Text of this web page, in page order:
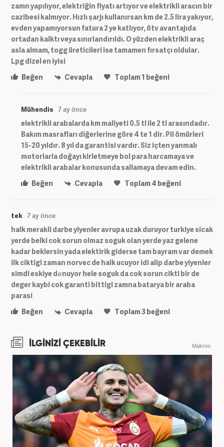
zamn yapılıyor, elektriğin fiyatı artıyor ve elektrikli aracın bir
cazibesi kalmıyor. Hızlı şarjı kullanırsan km de 2.5 lira yakıyor,
evden yapamıyorsun fatura 2 ye katlıyor, ötv avantajıda
ortadan kalktı veya sınırlandırıldı. O yüzden elektrikli araç
asla almam, togg üreticileri ise tamamen fırsatçı oldular.
Lpg dizel en iyisi
Beğen
Cevapla Toplam1 beğeni
Mühendis 7 ay önce
elektrikli arabalarda km maliyeti 0.5 tl ile 2 tl arasındadır.
Bakım masrafları diğerlerine göre 4 te 1 dir. Pil ömürleri
15-20 yıldır. 8 yıl da garantisi vardır. Siz içten yanmalı
motorlarla doğayı kirletmeye bol para harcamaya ve
elektrikli arabalar konusunda sallamaya devam edin.
Beğen
Cevapla Toplam4 beğeni
tek 7 ay önce
halk merakli darbe yiyenler avrupa uzak duruyor turkiye sicak
yerde belki cok sorun olmaz soguk olan yerde yaz gelene
kadar beklersin yada elektirik giderse tam bayram var demek
ilk ciktigi zaman norvec de halk ucuyor idi alip darbe yiyenler
simdi eskiye dønuyor hele soguk da cok sorun cikti bir de
deger kaybi cok garanti bittigi zamna batarya bir araba
parasi
Beğen
Cevapla Toplam3beğeni
İLGİNİZİ ÇEKEBİLİR Makroo